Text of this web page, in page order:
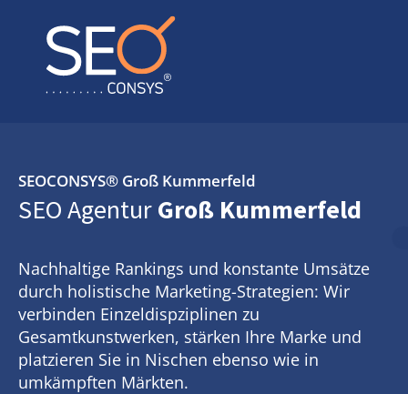
SEOCONSYS® Groß Kummerfeld
SEO AgenturGroß Kummerfeld
Nachhaltige Rankings und konstante Umsätze
durch holistische Marketing-Strategien: Wir
verbinden Einzeldispziplinen zu
Gesamtkunstwerken, stärken Ihre Marke und
platzieren Sie in Nischen ebenso wie in
umkämpften Märkten.